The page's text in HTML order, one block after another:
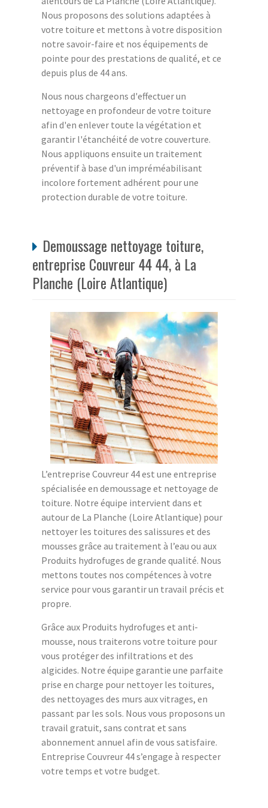
Nous proposons des solutions adaptées à
votre toiture et mettons à votre disposition
notre savoir-faire et nos équipements de
pointe pour des prestations de qualité, et ce
depuis plus de 44 ans.
Nous nous chargeons d'effectuer un
nettoyage en profondeur de votre toiture
afin d'en enlever toute la végétation et
garantir l'étanchéité de votre couverture.
Nous appliquons ensuite un traitement
préventif à base d'un impréméabilisant
incolore fortement adhérent pour une
protection durable de votre toiture.
Demoussage nettoyage toiture,
entreprise Couvreur 44 44, à La
Planche (Loire Atlantique)
L’entreprise Couvreur 44 est une entreprise
spécialisée en demoussage et nettoyage de
toiture. Notre équipe intervient dans et
autour de La Planche (Loire Atlantique) pour
nettoyer les toitures des salissures et des
mousses grâce au traitement à l’eau ou aux
Produits hydrofuges de grande qualité. Nous
mettons toutes nos compétences à votre
service pour vous garantir un travail précis et
propre.
Grâce aux Produits hydrofuges et anti-
mousse, nous traiterons votre toiture pour
vous protéger des infiltrations et des
algicides. Notre équipe garantie une parfaite
prise en charge pour nettoyer les toitures,
des nettoyages des murs aux vitrages, en
passant par les sols. Nous vous proposons un
travail gratuit, sans contrat et sans
abonnement annuel afin de vous satisfaire.
Entreprise Couvreur 44 s’engage à respecter
votre temps et votre budget.